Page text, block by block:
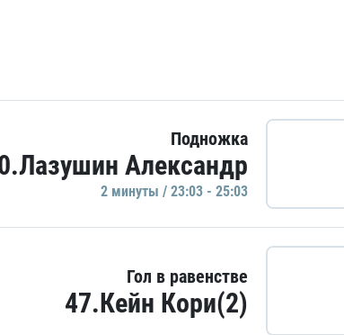
Подножка
Александр
2 минуты / 23:03 - 25:03
Гол в равенстве
47.Кейн Кори(2)